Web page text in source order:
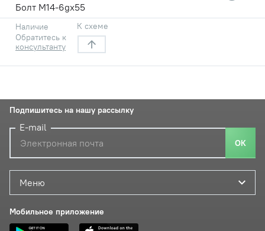
Болт М14-6gх55
Наличие
Обратитесь к
консультанту
К схеме
Меню
Мобильное приложение
Подпишитесь на нашу рассылку
E-mail
ОК